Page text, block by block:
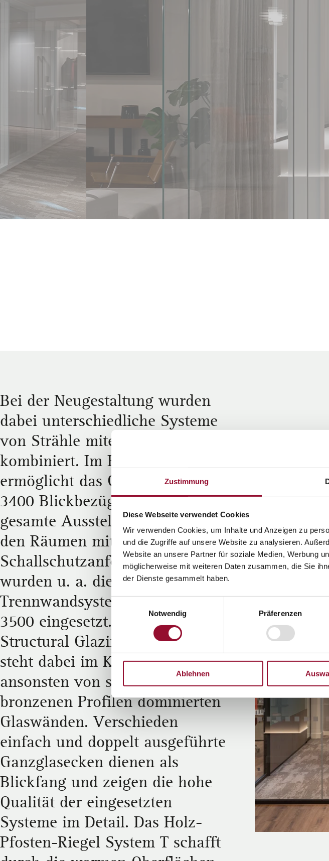
Zustimmung
Diese Webseite verwendet Cookies
Wir verwenden Cookies, um Inhalte und Anzeigen zu
und die Zugriffe auf unsere Website zu analysieren.
Website an unsere Partner für soziale Medien, Werbung
möglicherweise mit weiteren Daten zusammen, die Sie
der Dienste gesammelt haben.
Einwilligungsauswahl
Notwendig
Präferenzen
Ablehnen
Bei der Neugestaltung wurden
dabei unterschiedliche Systeme
von Strähle miteinander
kombiniert. Im Eingangsbereich
ermöglicht das Ganzglassystem
3400 Blickbezüge durch die
gesamte Ausstellungsfläche. In
den Räumen mit höheren
Schallschutzanforderungen
wurden u. a. die zweischaligen
Trennwandsysteme 2300 und
3500 eingesetzt. Die weiße
Structural Glazing Verklebung
steht dabei im Kontrast zu den
ansonsten von schwarzen und
bronzenen Profilen dominierten
Glaswänden. Verschieden
einfach und doppelt ausgeführte
Ganzglasecken dienen als
Blickfang und zeigen die hohe
Qualität der eingesetzten
Systeme im Detail. Das Holz-
Pfosten-Riegel System T schafft